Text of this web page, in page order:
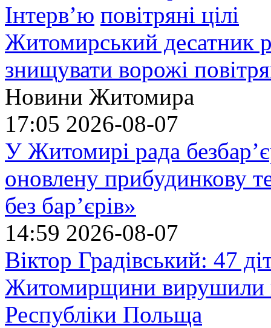
Інтерв’ю
Житомирський десатник
знищувати ворожі
Новини Житомира
17:05 2026-08-07
У Житомирі рада
оновлену прибудинкову
без бар’єрів»
14:59 2026-08-07
Віктор Градівський: 47
Житомирщини вирушили
Республіки Польща